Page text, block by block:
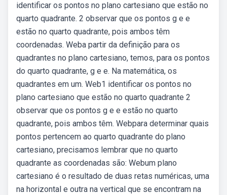
identificar os pontos no plano cartesiano que estão no
quarto quadrante. 2 observar que os pontos g e e
estão no quarto quadrante, pois ambos têm
coordenadas. Weba partir da definição para os
quadrantes no plano cartesiano, temos, para os pontos
do quarto quadrante, g e e. Na matemática, os
quadrantes em um. Web1 identificar os pontos no
plano cartesiano que estão no quarto quadrante 2
observar que os pontos g e e estão no quarto
quadrante, pois ambos têm. Webpara determinar quais
pontos pertencem ao quarto quadrante do plano
cartesiano, precisamos lembrar que no quarto
quadrante as coordenadas são: Webum plano
cartesiano é o resultado de duas retas numéricas, uma
na horizontal e outra na vertical que se encontram na